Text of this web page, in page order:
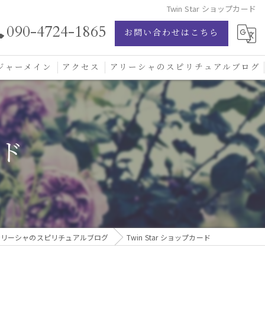
Twin Star ショップカード
090-4724-1865 お問い合わせはこちら
ャーメイン
ャーメイン愛の学校
ャーメインブレッシングカード
ュエリー
アクセス アリーシャのスピリチュアルブログ
ーシャのスピリチュアルブログ Twin Star ショップカード